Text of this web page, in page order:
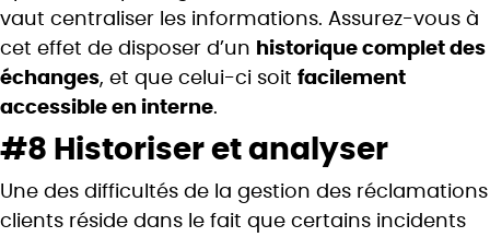
vaut centraliser les informations. Assurez-vous à
cet effet de disposer d’un historique complet des
échanges, et que celui-ci soit facilement
accessible en interne.
#8 Historiser et analyser
Une des difficultés de la gestion des réclamations
clients réside dans le fait que certains incidents